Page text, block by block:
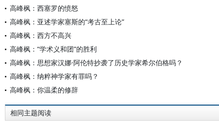
高峰枫：西塞罗的愤怒
高峰枫：亚述学家塞斯的“考古至上论”
高峰枫：西方不高兴
高峰枫：“学术义和团”的胜利
高峰枫：思想家汉娜·阿伦特抄袭了历史学家希尔伯格吗？
高峰枫：纳粹神学家有罪吗？
高峰枫：你温柔的修辞
相同主题阅读